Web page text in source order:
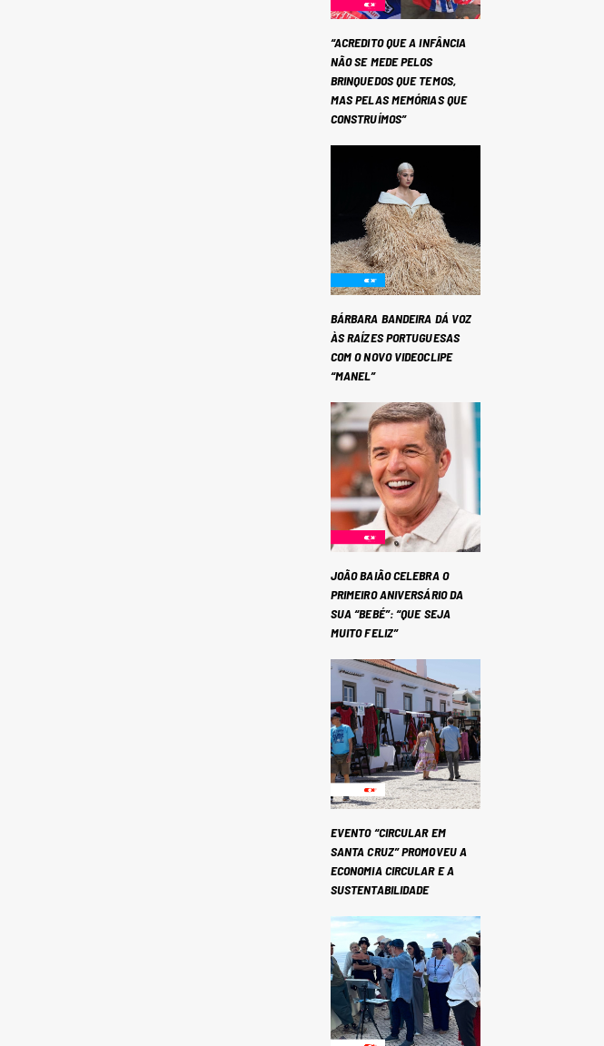
“ACREDITO QUE A INFÂNCIA
NÃO SE MEDE PELOS
BRINQUEDOS QUE TEMOS,
MAS PELAS MEMÓRIAS QUE
CONSTRUÍMOS”
BÁRBARA BANDEIRA DÁ VOZ
ÀS RAÍZES PORTUGUESAS
COM O NOVO VIDEOCLIPE
“MANEL”
JOÃO BAIÃO CELEBRA O
PRIMEIRO ANIVERSÁRIO DA
SUA “BEBÉ”: “QUE SEJA
MUITO FELIZ”
EVENTO “CIRCULAR EM
SANTA CRUZ” PROMOVEU A
ECONOMIA CIRCULAR E A
SUSTENTABILIDADE